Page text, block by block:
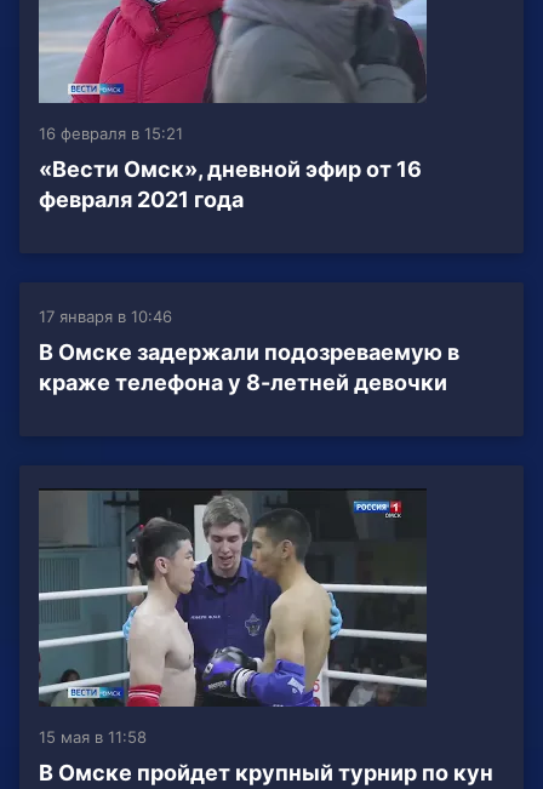
16 февраля в 15:21
«Вести Омск», дневной эфир от 16
февраля 2021 года
17 января в 10:46
В Омске задержали подозреваемую в
краже телефона у 8-летней девочки
15 мая в 11:58
В Омске пройдет крупный турнир по кун